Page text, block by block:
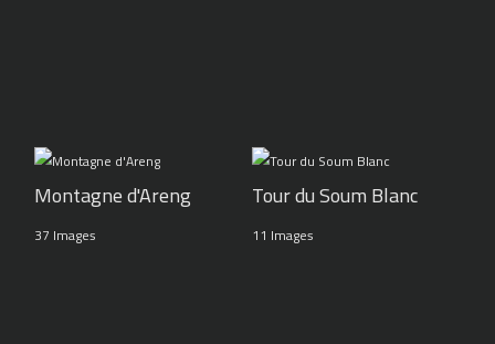
Montagne d'Areng
37 Images
Tour du Soum Blanc
11 Images